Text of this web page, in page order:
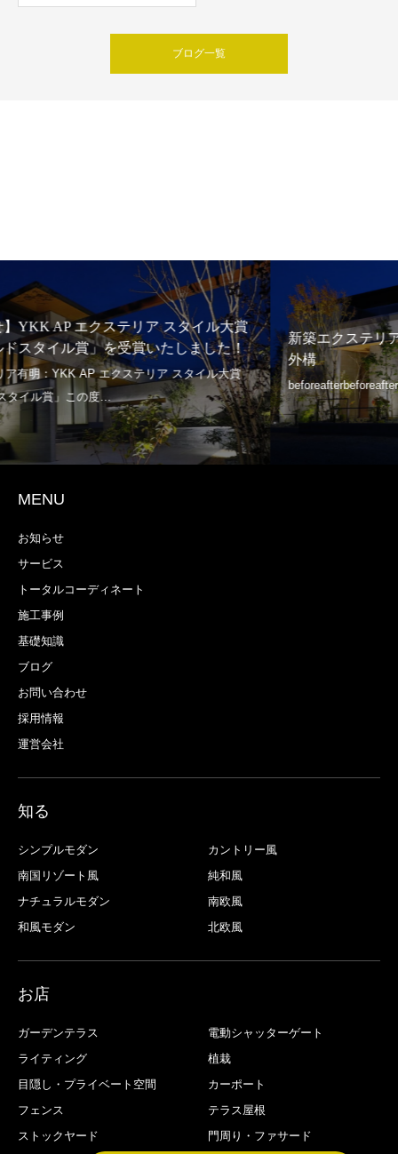
ブログ一覧
新築エクステリア例 玉名市 Ｓ様邸 シンプルモダン
外構
MENU
お知らせ
サービス
トータルコーディネート
施工事例
基礎知識
ブログ
お問い合わせ
採用情報
運営会社
知る
シンプルモダン
カントリー風
南国リゾート風
純和風
ナチュラルモダン
南欧風
和風モダン
北欧風
お店
ガーデンテラス
電動シャッターゲート
ライティング
植栽
目隠し・プライベート空間
カーポート
フェンス
テラス屋根
ストックヤード
門周り・ファサード